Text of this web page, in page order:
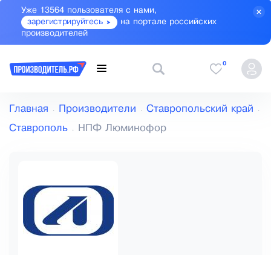
Уже 13564 пользователя с нами,
зарегистрируйтесь
на портале российских
производителей
0
Главная Производители Ставропольский край
Ставрополь НПФ Люминофор